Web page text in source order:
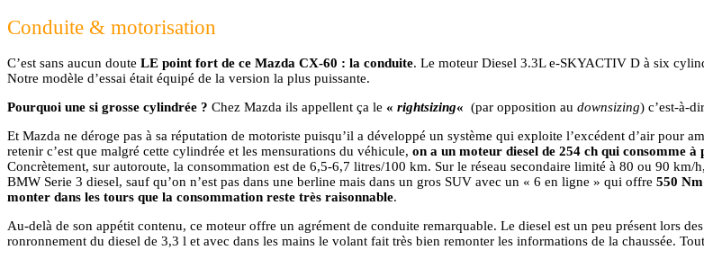
Conduite & motorisation
C’est sans aucun doute LE point fort de ce Mazda CX-60 : la conduite. Le moteur Diesel 3.3L e-SKYACTIV D à six
Notre modèle d’essai était équipé de la version la plus puissante.
Pourquoi une si grosse cylindrée ? Chez Mazda ils appellent ça le « rightsizing« (par opposition au downsizing) c’est-à-
Et Mazda ne déroge pas à sa réputation de motoriste puisqu’il a développé un système qui exploite l’excédent d’air pour
retenir c’est que malgré cette cylindrée et les mensurations du véhicule, on a un moteur diesel de 254 ch qui consomme
Concrètement, sur autoroute, la consommation est de 6,5-6,7 litres/100 km. Sur le réseau secondaire limité à 80 ou 90 km/h,
BMW Serie 3 diesel, sauf qu’on n’est pas dans une berline mais dans un gros SUV avec un « 6 en ligne » qui offre 550 Nm
monter dans les tours que la consommation reste très raisonnable.
Au-delà de son appétit contenu, ce moteur offre un agrément de conduite remarquable. Le diesel est un peu présent lors
ronronnement du diesel de 3,3 l et avec dans les mains le volant fait très bien remonter les informations de la chaussée.